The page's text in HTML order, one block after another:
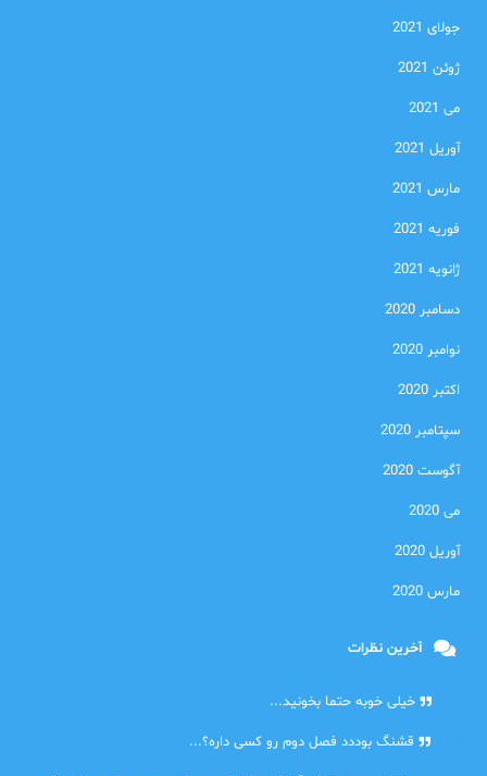
جولای 2021
ژوئن 2021
می 2021
آوریل 2021
مارس 2021
فوریه 2021
ژانویه 2021
دسامبر 2020
نوامبر 2020
اکتبر 2020
سپتامبر 2020
آگوست 2020
می 2020
آوریل 2020
مارس 2020
آخرین نظرات
خیلی خوبه حتما بخونید...
قشنگ بوددد فصل دوم رو کسی داره؟...